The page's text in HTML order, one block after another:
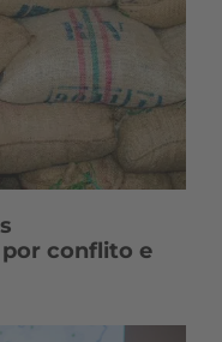
conflito e